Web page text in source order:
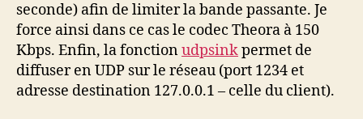
seconde) afin de limiter la bande passante. Je
force ainsi dans ce cas le codec Theora à 150
Kbps. Enfin, la fonctionudpsinkpermet de
diffuser en UDP sur le réseau (port 1234 et
adresse destination 127.0.0.1 – celle du client).